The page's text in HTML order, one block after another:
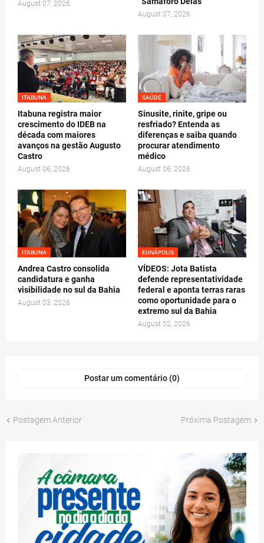
August 07, 2026
August 07, 2026
ITABUNA
Itabuna registra maior
crescimento do IDEB na
década com maiores
avanços na gestão Augusto
Castro
August 06, 2026
SAÚDE
Sinusite, rinite, gripe ou
resfriado? Entenda as
diferenças e saiba quando
procurar atendimento
médico
August 06, 2026
ITABUNA
Andrea Castro consolida
candidatura e ganha
visibilidade no sul da Bahia
August 03, 2026
EUNÁPOLIS
VÍDEOS: Jota Batista
defende representatividade
federal e aponta terras raras
como oportunidade para o
extremo sul da Bahia
August 02, 2026
Postar um comentário (0)
Postagem Anterior Próxima Postagem